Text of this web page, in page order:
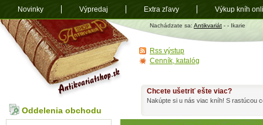
Antikvariát
shop.sk
Nachádzate sa: Antikvariát - - Ikarie
Chcete ušetriť ešte viac?
Nakúpte si u nás viac kníh! S rastúcou
Oddelenia obchodu
Rss výstup
Cenník, katalóg
Novinky Výpredaj Extra zľavy Výkup kníh